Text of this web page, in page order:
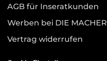
AGB für Inseratkunden
Werben bei DIE MACHER
Vertrag widerrufen